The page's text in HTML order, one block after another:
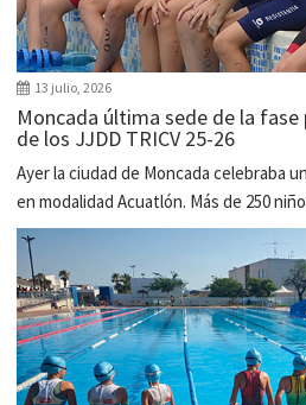
13 julio, 2026
Moncada última sede de la fase
de los JJDD TRICV 25-26
Ayer la ciudad de Moncada celebraba
en modalidad Acuatlón. Más de 250